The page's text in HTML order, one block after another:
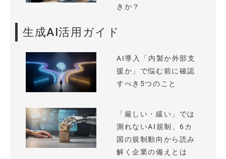
きか？
生成AI活用ガイド
AI導入「内製か外部支
援か」で悩む前に確認
すべき5つのこと
「厳しい・緩い」では
測れないAI規制、6カ
国の規制動向から読み
解く企業の備えとは